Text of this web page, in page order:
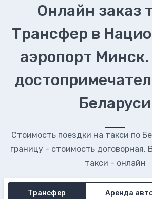
Онлайн заказ
Трансфер в
аэропорт Минск.
Беларуси
Стоимость поездки на такси по
границу - стоимость договорная.
такси - онлайн
Трансфер Аренда